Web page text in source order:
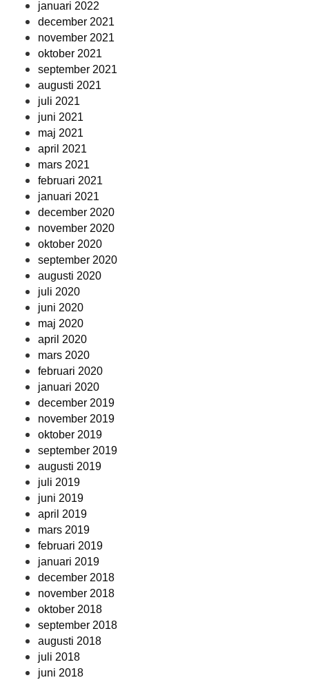
januari 2022
december 2021
november 2021
oktober 2021
september 2021
augusti 2021
juli 2021
juni 2021
maj 2021
april 2021
mars 2021
februari 2021
januari 2021
december 2020
november 2020
oktober 2020
september 2020
augusti 2020
juli 2020
juni 2020
maj 2020
april 2020
mars 2020
februari 2020
januari 2020
december 2019
november 2019
oktober 2019
september 2019
augusti 2019
juli 2019
juni 2019
april 2019
mars 2019
februari 2019
januari 2019
december 2018
november 2018
oktober 2018
september 2018
augusti 2018
juli 2018
juni 2018